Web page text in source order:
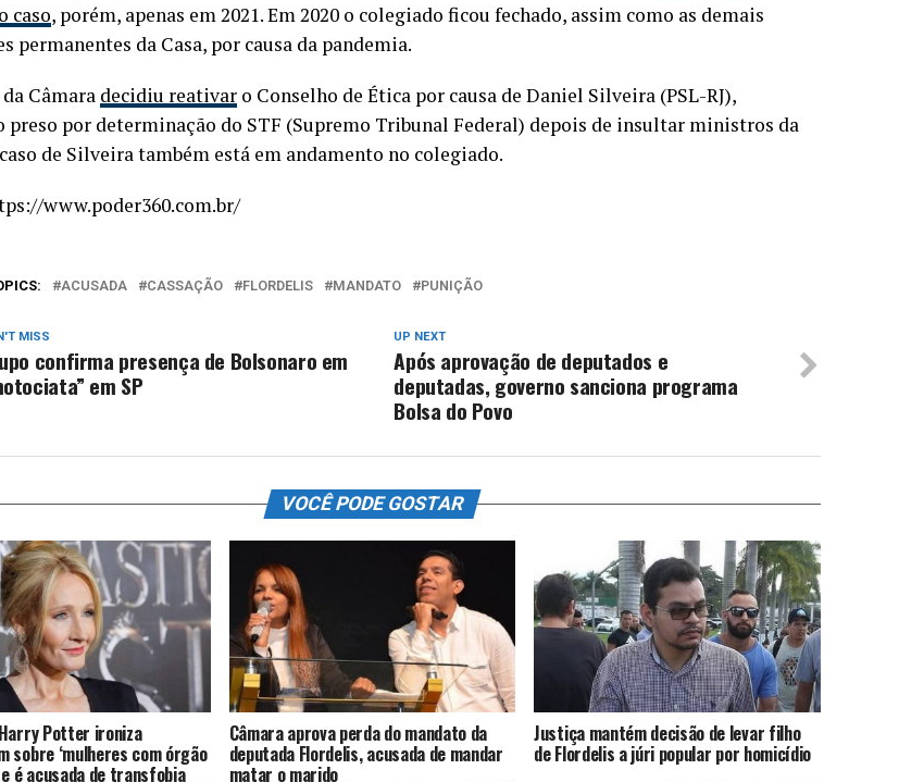
caso, porém, apenas em 2021. Em 2020 o colegiado ficou fechado, assim como as demais
permanentes da Casa, por causa da pandemia.
Câmara decidiu reativar o Conselho de Ética por causa de Daniel Silveira (PSL-RJ),
preso por determinação do STF (Supremo Tribunal Federal) depois de insultar ministros da
de Silveira também está em andamento no colegiado.
www.poder360.com.br/
ACUSADA CASSAÇÃO FLORDELIS MANDATO PUNIÇÃO
UP NEXT
Após aprovação de deputados e
deputadas, governo sanciona programa
Bolsa do Povo
MISS
confirma presença de Bolsonaro em
em SP
VOCÊ PODE GOSTAR
Potter ironiza
sobre ‘mulheres com órgão
e é acusada de transfobia
Câmara aprova perda do mandato da
deputada Flordelis, acusada de mandar
matar o marido
Justiça mantém decisão de levar filho
de Flordelis a júri popular por homicídio